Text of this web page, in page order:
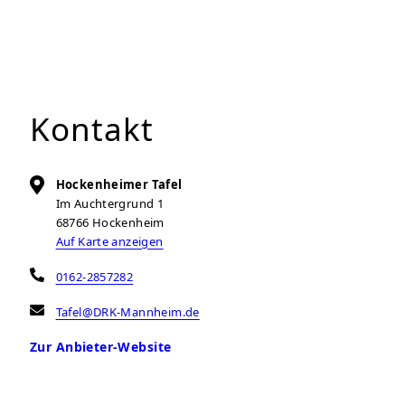
Kontakt
Hockenheimer Tafel
Im Auchtergrund 1
68766 Hockenheim
Auf Karte anzeigen
0162-2857282
Tafel@DRK-Mannheim.de
Zur Anbieter-Website